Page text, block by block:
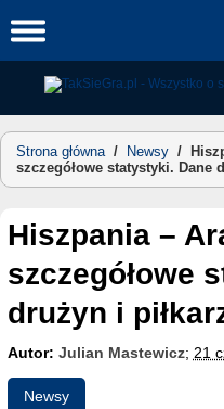
to
Strona główna/ Newsy /
szczegółowe statystyki. Dane
Hiszpania – Arabia Saudyjska
szczegółowe
drużyn i
Autor: Julian Mastewicz; 21
Newsy